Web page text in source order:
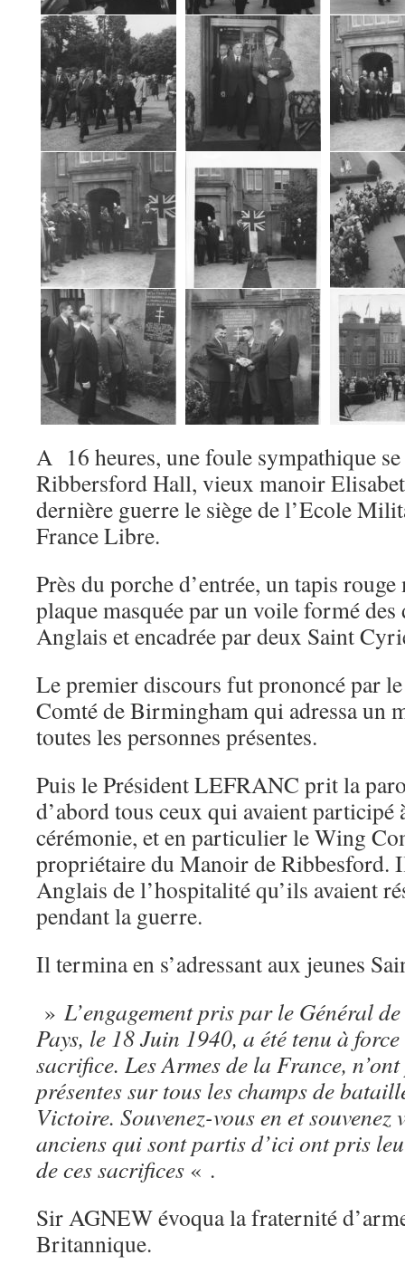
A 16 heures, une foule sympathique
Ribbersford Hall, vieux manoir
dernière guerre le siège de l’Ecole
France Libre.
Près du porche d’entrée, un tapis
plaque masquée par un voile formé des
Anglais et encadrée par deux Saint
Le premier discours fut prononcé par
Comté de Birmingham qui adressa un
toutes les personnes présentes.
Puis le Président LEFRANC prit la
d’abord tous ceux qui avaient participé
cérémonie, et en particulier le Wing
propriétaire du Manoir de Ribbesford.
Anglais de l’hospitalité qu’ils avaient
pendant la guerre.
Il termina en s’adressant aux jeunes
» L’engagement pris par le Général
Pays, le 18 Juin 1940, a été tenu à
sacrifice. Les Armes de la France, n’ont
présentes sur tous les champs de
Victoire. Souvenez-vous en et souvenez
anciens qui sont partis d’ici ont pris
de ces sacrifices « .
Sir AGNEW évoqua la fraternité
Britannique.